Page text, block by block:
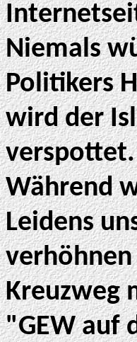
Niemals
Politikers
wird der
verspottet.
Während
Leidens
Kreuzweg
"GEW auf